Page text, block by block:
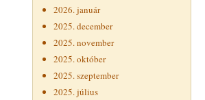
2026. január
2025. december
2025. november
2025. október
2025. szeptember
2025. július